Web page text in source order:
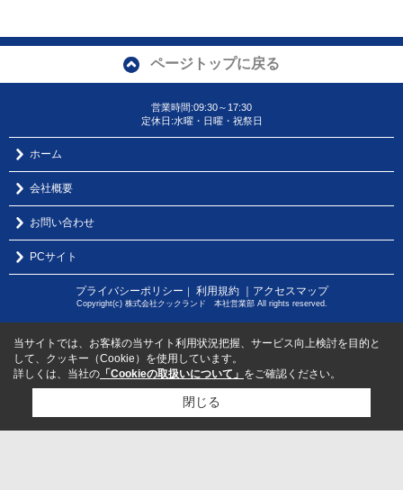
ページトップに戻る
営業時間:09:30～17:30
定休日:水曜・日曜・祝祭日
ホーム
会社概要
お問い合わせ
PCサイト
プライバシーポリシー 利用規約 ｜アクセスマップ
Copyright(c) 株式会社クックランド 本社営業部 All rights reserved.
当サイトでは、お客様の当サイト利用状況把握、サービス向上検討を目的と
して、クッキー（Cookie）を使用しています。
詳しくは、当社の 「Cookieの取扱いについて」 をご確認ください。
閉じる